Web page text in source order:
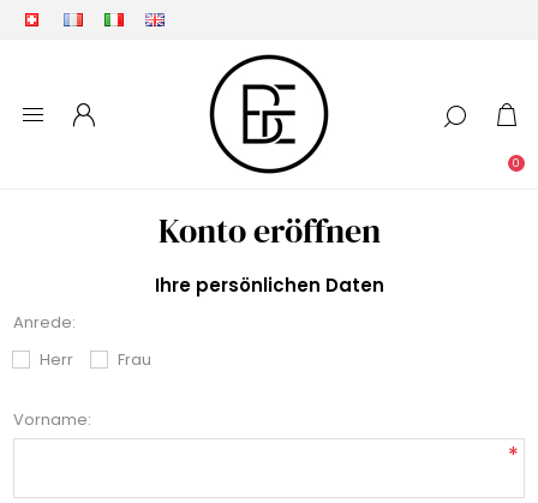
0
Konto eröffnen
Ihre persönlichen Daten
Anrede:
Herr
Frau
Vorname:
*